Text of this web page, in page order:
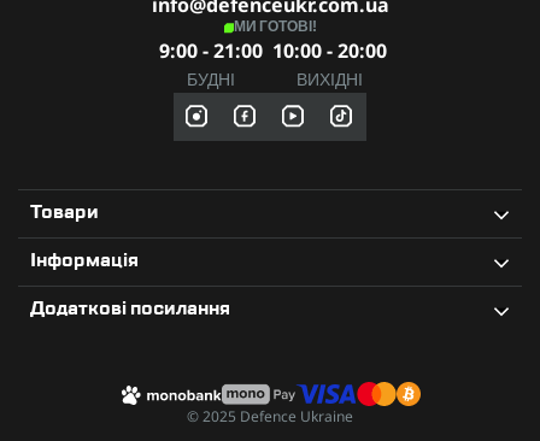
МИ ГОТОВІ!
9:00 - 21:00
БУДНІ
10:00 - 20:00
ВИХІДНІ
Товари
Інформація
Додаткові посилання
© 2025 Defence Ukraine